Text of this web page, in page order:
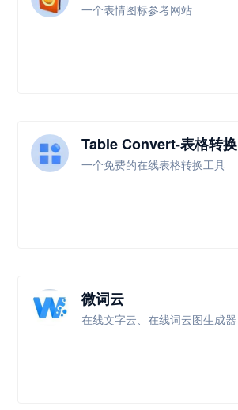
一个表情图标参考网站
Table Convert-表格转换
一个免费的在线表格转换工具
微词云
在线文字云、在线词云图生成器